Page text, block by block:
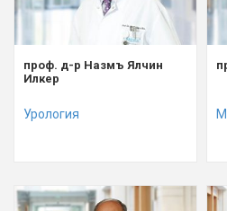
проф. д-р Назмъ Ялчин
Илкер
Урология